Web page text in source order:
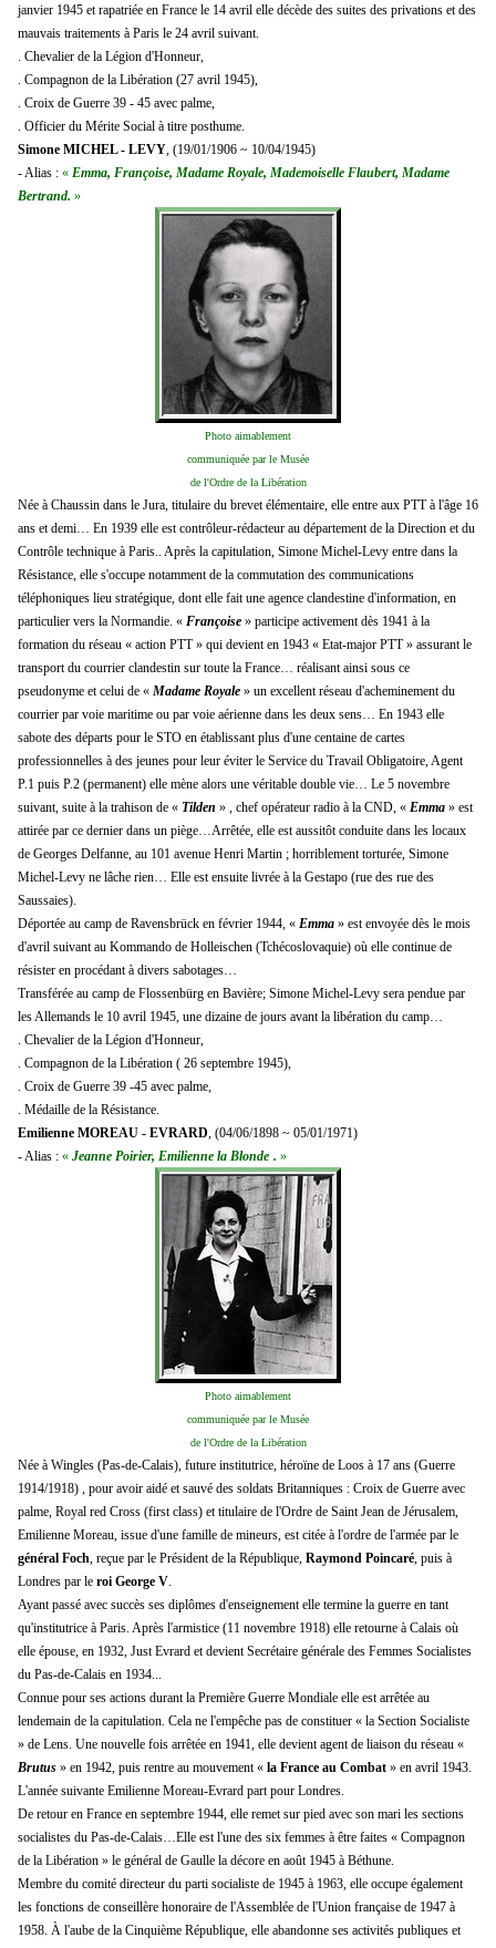
janvier 1945 et rapatriée en France le 14 avril elle décède des suites des privations et des
mauvais traitements à Paris le 24 avril suivant.
. Chevalier de la Légion d'Honneur,
. Compagnon de la Libération (27 avril 1945),
. Croix de Guerre 39 - 45 avec palme,
. Officier du Mérite Social à titre posthume.
Simone MICHEL - LEVY , (19/01/1906 ~ 10/04/1945)
- Alias : « Emma, Françoise, Madame Royale, Mademoiselle Flaubert, Madame
Bertrand. »
Photo aimablement
communiquée par le Musée
de l'Ordre de la Libération
Née à Chaussin dans le Jura, titulaire du brevet élémentaire, elle entre aux PTT à l'âge 16
ans et demi… En 1939 elle est contrôleur-rédacteur au département de la Direction et du
Contrôle technique à Paris.. Après la capitulation, Simone Michel-Levy entre dans la
Résistance, elle s'occupe notamment de la commutation des communications
téléphoniques lieu stratégique, dont elle fait une agence clandestine d'information, en
particulier vers la Normandie. « Françoise » participe activement dès 1941 à la
formation du réseau « action PTT » qui devient en 1943 « Etat-major PTT » assurant le
transport du courrier clandestin sur toute la France… réalisant ainsi sous ce
pseudonyme et celui de « Madame Royale » un excellent réseau d'acheminement du
courrier par voie maritime ou par voie aérienne dans les deux sens…
En 1943 elle
sabote des départs pour le STO en établissant plus d'une centaine de cartes
professionnelles à des jeunes pour leur éviter le Service du Travail Obligatoire, Agent
P.1 puis P.2 (permanent) elle mène alors une véritable double vie…
Le 5 novembre
suivant, suite à la trahison de « Tilden » , chef opérateur radio à la CND, « Emma » est
attirée par ce dernier dans un piège…Arrêtée, elle est aussitôt conduite dans les locaux
de Georges Delfanne, au 101 avenue Henri Martin ; horriblement torturée, Simone
Michel-Levy ne lâche rien… Elle est ensuite livrée à la Gestapo (rue des rue des
Saussaies).
Déportée au camp de Ravensbrück en février 1944, « Emma » est envoyée dès le mois
d'avril suivant au Kommando de Holleischen (Tchécoslovaquie) où elle continue de
résister en procédant à divers sabotages…
Transférée au camp de Flossenbürg en Bavière; Simone Michel-Levy sera pendue par
les Allemands le 10 avril 1945, une dizaine de jours avant la libération du camp…
. Chevalier de la Légion d'Honneur,
. Compagnon de la Libération ( 26 septembre 1945),
. Croix de Guerre 39 -45 avec palme,
. Médaille de la Résistance.
Emilienne MOREAU - EVRARD , (04/06/1898 ~ 05/01/1971)
- Alias : « Jeanne Poirier, Emilienne la Blonde . »
Photo aimablement
communiquée par le Musée
de l'Ordre de la Libération
Née à Wingles (Pas-de-Calais), future institutrice, héroïne de Loos à 17 ans (Guerre
1914/1918) , pour avoir aidé et sauvé des soldats Britanniques : Croix de Guerre avec
palme, Royal red Cross (first class) et titulaire de l'Ordre de Saint Jean de Jérusalem,
Emilienne Moreau, issue d'une famille de mineurs, est citée à l'ordre de l'armée par le
général Foch , reçue par le Président de la République, Raymond Poincaré , puis à
Londres par le roi George V
Ayant passé avec succès ses diplômes d'enseignement elle termine la guerre en tant
qu'institutrice à Paris. Après l'armistice (11 novembre 1918) elle retourne à Calais où
elle épouse, en 1932, Just Evrard et devient Secrétaire générale des Femmes Socialistes
du Pas-de-Calais en 1934...
Connue pour ses actions durant la Première Guerre Mondiale elle est arrêtée au
lendemain de la capitulation. Cela ne l'empêche pas de constituer « la Section Socialiste
» de Lens. Une nouvelle fois arrêtée en 1941, elle devient agent de liaison du réseau «
Brutus » en 1942, puis rentre au mouvement « la France au Combat » en avril 1943.
L'année suivante Emilienne Moreau-Evrard part pour Londres.
De retour en France en septembre 1944, elle remet sur pied avec son mari les sections
socialistes du Pas-de-Calais…Elle est l'une des six femmes à être faites « Compagnon
de la Libération » le général de Gaulle la décore en août 1945 à Béthune.
Membre du comité directeur du parti socialiste de 1945 à 1963, elle occupe également
les fonctions de conseillère honoraire de l'Assemblée de l'Union française de 1947 à
1958. À l'aube de la Cinquième République, elle abandonne ses activités publiques et